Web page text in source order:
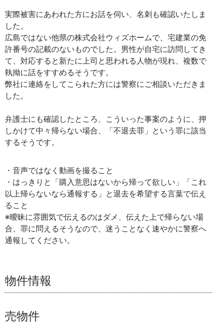
実際被害にあわれた方にお話を伺い、名刺も確認いたしま
した。
広島ではない他県の株式会社ウィズホームで、宅建業の免
許番号の記載のないものでした。男性が自宅に訪問してき
て、対応すると新たに上司と思われる人物が現れ、複数で
執拗に話をすすめるそうです。
弊社に連絡をしてこられた方には警察にご相談いただきま
した。
弁護士にも確認したところ、こういった事案のように、押
しかけて中々帰らない場合、「不退去罪」という罪に該当
するそうです。
・音声ではなく動画を撮ること
・はっきりと「購入意思はないから帰って欲しい」「これ
以上帰らないなら通報する」と退去を希望する言葉で伝え
ること
※曖昧に雰囲気で伝えるのはダメ、伝えた上で帰らない場
合、罪に問えるそうなので、迷うことなく速やかに警察へ
通報してください。
物件情報
売物件